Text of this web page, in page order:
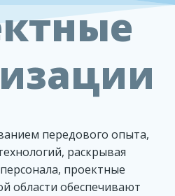
передового опыта,
раскрывая
проектные
области обеспечивают